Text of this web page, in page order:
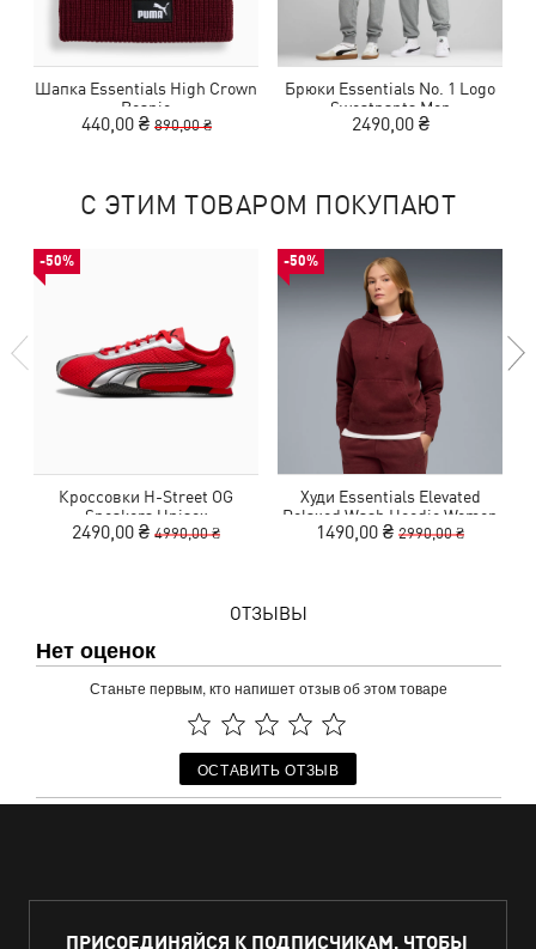
Шапка Essentials High Crown
Beanie
440,00 ₴ 890,00 ₴
Брюки Essentials No. 1 Logo
Sweatpants Men
2490,00 ₴
С ЭТИМ ТОВАРОМ ПОКУПАЮТ
-50%
Кроссовки H-Street OG
Sneakers Unisex
2490,00 ₴ 4990,00 ₴
-50%
Худи Essentials Elevated
Relaxed Wash Hoodie Women
1490,00 ₴ 2990,00 ₴
ОТЗЫВЫ
Нет оценок
Станьте первым, кто напишет отзыв об этом товаре
ОСТАВИТЬ ОТЗЫВ
ПРИСОЕДИНЯЙСЯ К ПОДПИСЧИКАМ, ЧТОБЫ